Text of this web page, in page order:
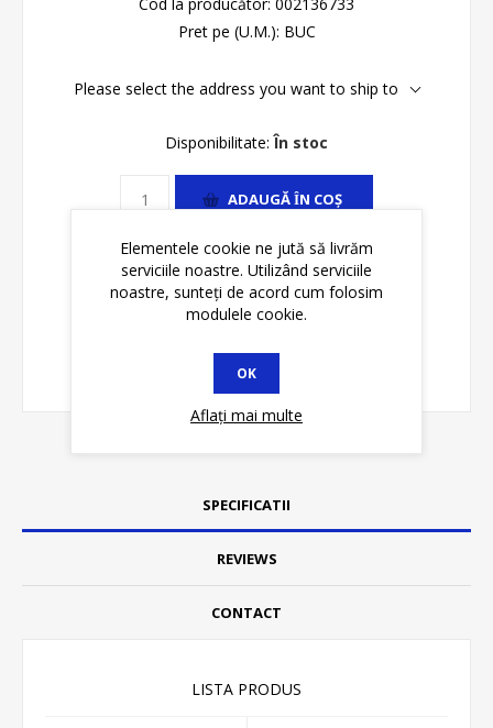
Pret pe (U.M.): BUC
Please select the address you want to ship to
Disponibilitate: În stoc
ADAUGĂ ȊN COŞ
SPECIFICATII
REVIEWS
CONTACT
LISTA PRODUS
Elementele cookie ne jută să livrăm
serviciile noastre. Utilizând serviciile
noastre, sunteți de acord cum folosim
modulele cookie.
OK
Aflați mai multe